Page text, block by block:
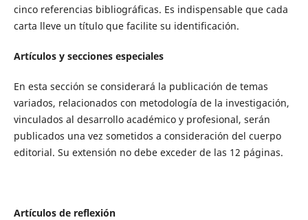
cinco referencias bibliográficas. Es indispensable que cada
carta lleve un título que facilite su identificación.
Artículos y secciones especiales
En esta sección se considerará la publicación de temas
variados, relacionados con metodología de la investigación,
vinculados al desarrollo académico y profesional, serán
publicados una vez sometidos a consideración del cuerpo
editorial. Su extensión no debe exceder de las 12 páginas.
Artículos de reflexión